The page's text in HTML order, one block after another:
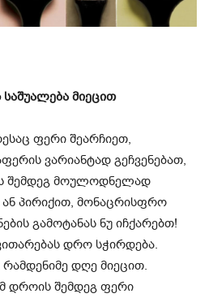
მიეცით
ფერი შეარჩიეთ,
ვარიანტად გეჩვენებათ,
შემდეგ მოულოდნელად
ან პირიქით, მონაცრისფრო
გამოტანას ნუ იჩქარებთ!
დრო სჭირდება.
დღე მიეცით.
დროის შემდეგ ფერი